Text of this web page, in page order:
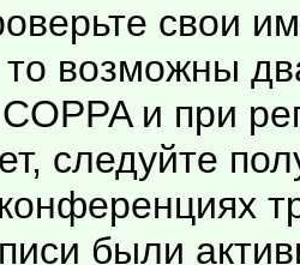
свои
возможны
и при
следуйте
были